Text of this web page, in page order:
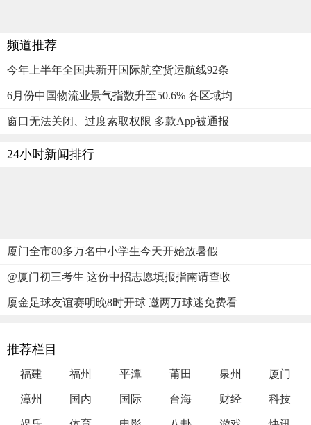
频道推荐
今年上半年全国共新开国际航空货运航线92条
6月份中国物流业景气指数升至50.6% 各区域均
窗口无法关闭、过度索取权限 多款App被通报
24小时新闻排行
厦门全市80多万名中小学生今天开始放暑假
@厦门初三考生 这份中招志愿填报指南请查收
厦金足球友谊赛明晚8时开球 邀两万球迷免费看
推荐栏目
福建 福州 平潭 莆田 泉州 厦门
漳州 国内 国际 台海 财经 科技